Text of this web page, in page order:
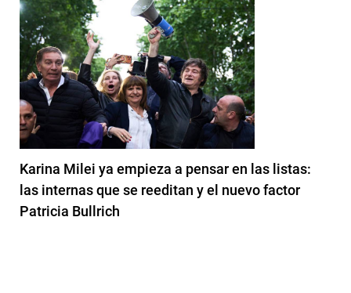
Karina Milei ya empieza a pensar en las listas:
las internas que se reeditan y el nuevo factor
Patricia Bullrich